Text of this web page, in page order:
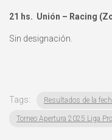
21 hs. Unión – Racing
Sin designación.
Tags: Resultados de la
Torneo Apertura 2025 Liga